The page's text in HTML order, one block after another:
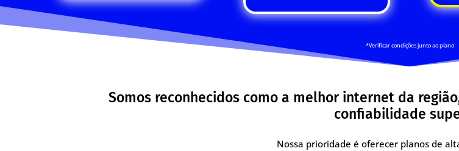
*Verificar condições junto ao plano
Somos reconhecidos como a melhor internet da
confiabilidade
Nossa prioridade é oferecer planos de